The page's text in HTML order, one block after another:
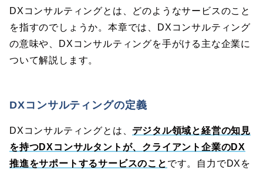
DXコンサルティングとは、どのようなサービスのこと
を指すのでしょうか。本章では、DXコンサルティング
の意味や、DXコンサルティングを手がける主な企業に
ついて解説します。
DXコンサルティングの定義
DXコンサルティングとは、デジタル領域と経営の知見
を持つDXコンサルタントが、クライアント企業のDX
推進をサポートするサービスのこと です。自力でDXを